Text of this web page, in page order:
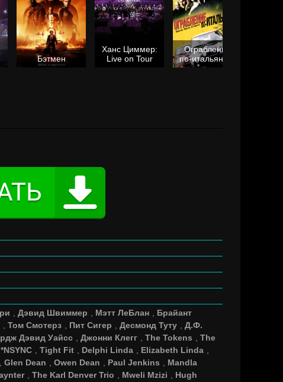
Бэтмен
Ханс Циммер:
Live on Tour
Ограбление
по-итальянски
Дэвид Швиммер Мэтт ЛеБлан
Брайант
Том Смотерз Пит Сигер Десмонд Туту
Д.Ф.
Дэвид Уайсс Джонни Клегг The Tokens
The
*NSYNC Tight Fit Delphi Linda Elizabeth Linda
Glen Dean Owen Dean Paul Jenkins
Mandla
The Karl Denver Trio Mweli Mzizi
Hugh